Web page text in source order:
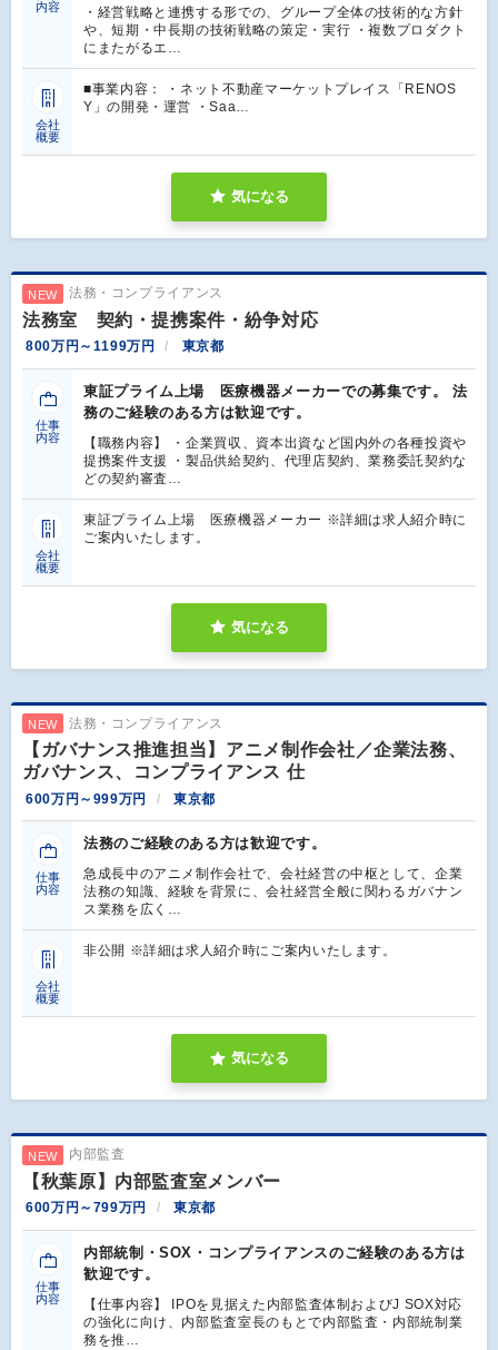
内容
・経営戦略と連携する形での、グループ全体の技術的な方針
や、短期・中長期の技術戦略の策定・実行 ・複数プロダクト
にまたがるエ…
会社
概要
■事業内容： ・ネット不動産マーケットプレイス「RENOS
Y」の開発・運営 ・Saa…
気になる
NEW 法務・コンプライアンス
法務室 契約・提携案件・紛争対応
800万円～1199万円 東京都
仕事
内容
東証プライム上場 医療機器メーカーでの募集です。 法
務のご経験のある方は歓迎です。
【職務内容】 ・企業買収、資本出資など国内外の各種投資や
提携案件支援 ・製品供給契約、代理店契約、業務委託契約な
どの契約審査…
会社
概要
東証プライム上場 医療機器メーカー ※詳細は求人紹介時に
ご案内いたします。
気になる
NEW 法務・コンプライアンス
【ガバナンス推進担当】アニメ制作会社／企業法務、
ガバナンス、コンプライアンス 仕
600万円～999万円 東京都
仕事
内容
法務のご経験のある方は歓迎です。
急成長中のアニメ制作会社で、会社経営の中枢として、企業
法務の知識、経験を背景に、会社経営全般に関わるガバナン
ス業務を広く…
会社
概要
非公開 ※詳細は求人紹介時にご案内いたします。
気になる
NEW 内部監査
【秋葉原】内部監査室メンバー
600万円～799万円 東京都
仕事
内容
内部統制・SOX・コンプライアンスのご経験のある方は
歓迎です。
【仕事内容】 IPOを見据えた内部監査体制およびJ SOX対応
の強化に向け、内部監査室長のもとで内部監査・内部統制業
務を推…